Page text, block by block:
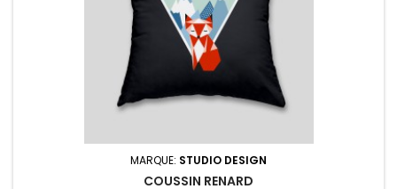
MARQUE: STUDIO DESIGN
COUSSIN RENARD